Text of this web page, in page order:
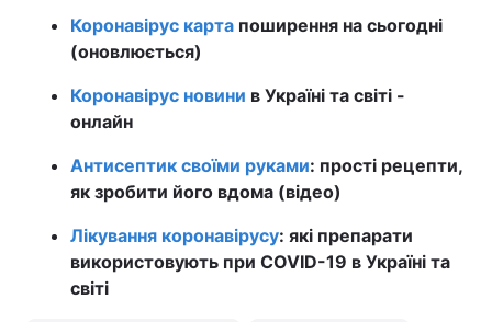
Коронавірус карта поширення на сьогодні
(оновлюється)
Коронавірус новини в Україні та світі -
онлайн
Антисептик своїми руками: прості рецепти,
як зробити його вдома (відео)
Лікування коронавірусу: які препарати
використовують при COVID-19 в Україні та
світі